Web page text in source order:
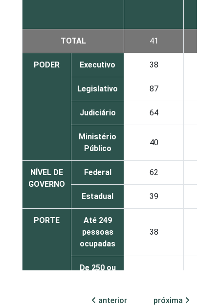
TOTAL 41
PODER Executivo 38
Legislativo 87
Judiciário 64
Ministério
Público
40
NÍVEL DE
GOVERNO
Federal 62
Estadual 39
PORTE
Até 249
pessoas
ocupadas
38
De 250 ou
ocupadas
anterior próxima